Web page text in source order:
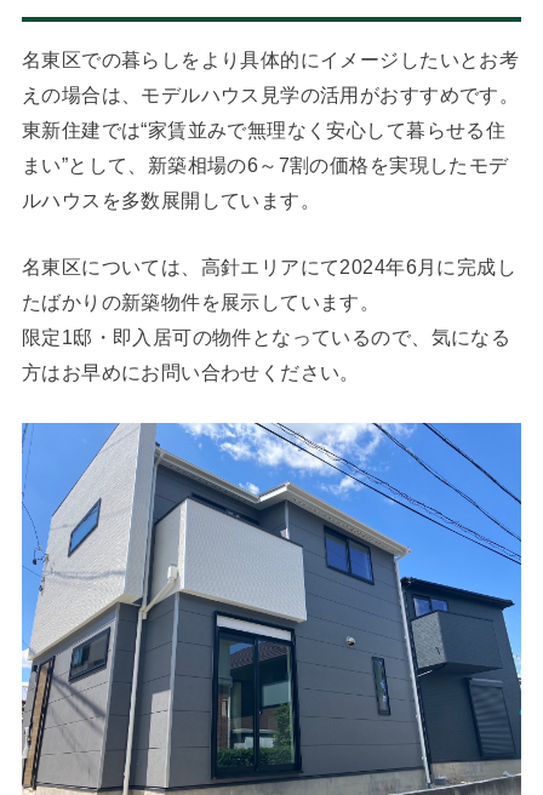
名東区での暮らしをより具体的にイメージしたいとお考
えの場合は、モデルハウス見学の活用がおすすめです。
東新住建では“家賃並みで無理なく安心して暮らせる住
まい”として、新築相場の6～7割の価格を実現したモデ
ルハウスを多数展開しています。
名東区については、高針エリアにて2024年6月に完成し
たばかりの新築物件を展示しています。
限定1邸・即入居可の物件となっているので、気になる
方はお早めにお問い合わせください。